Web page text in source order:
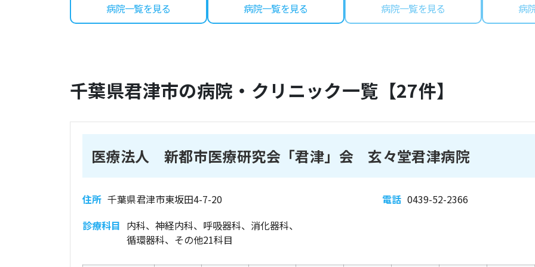
病院一覧を見る 病院一覧を見る 病院一覧を見る 病
千葉県君津市の病院・クリニック一覧【27件】
医療法人 新都市医療研究会「君津」会 玄々堂君津病院
住所 千葉県君津市東坂田4-7-20 電話 0439-52-2366
診療科目 内科、神経内科、呼吸器科、消化器科、
循環器科、その他21科目